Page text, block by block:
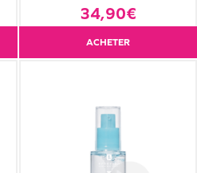
34,90€
ACHETER